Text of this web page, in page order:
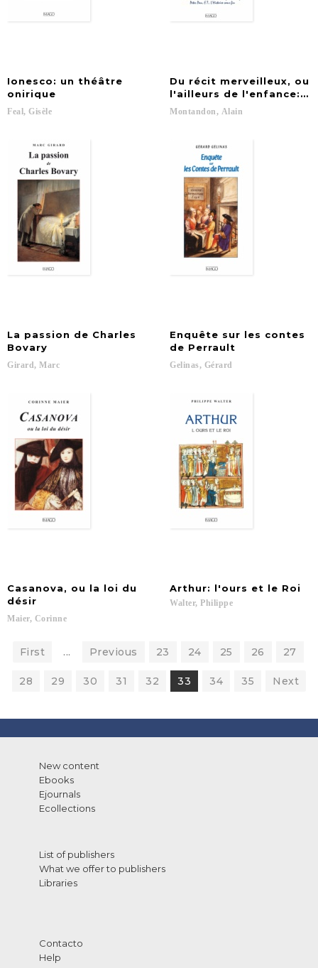
Ionesco: un théâtre
onirique
Feal, Gisèle
Du récit merveilleux, ou
l'ailleurs de l'enfance:
Montandon, Alain
La passion de Charles
Bovary
Girard, Marc
Enquête sur les contes
de Perrault
Gelinas, Gérard
Casanova, ou la loi du
désir
Maier, Corinne
Arthur: l'ours et le Roi
Walter, Philippe
First ... Previous 23 24 25 26 27
28 29 30 31 32 33 34 35 Next
New content
Ebooks
Ejournals
Ecollections
List of publishers
What we offer to publishers
Libraries
Contacto
Help